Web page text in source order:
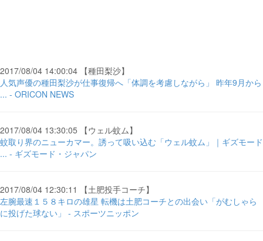
2017/08/04 14:00:04 【種田梨沙】
人気声優の種田梨沙が仕事復帰へ「体調を考慮しながら」 昨年9月から
... - ORICON NEWS
2017/08/04 13:30:05 【ウェル蚊ム】
蚊取り界のニューカマー。誘って吸い込む「ウェル蚊ム」｜ギズモード
... - ギズモード・ジャパン
2017/08/04 12:30:11 【土肥投手コーチ】
左腕最速１５８キロの雄星 転機は土肥コーチとの出会い「がむしゃら
に投げた球ない」 - スポーツニッポン